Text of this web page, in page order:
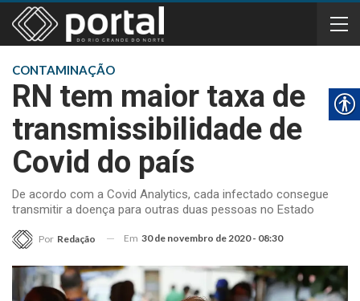
CONTAMINAÇÃO
RN tem maior taxa de
transmissibilidade de
Covid do país
De acordo com a Covid Analytics, cada infectado consegue
transmitir a doença para outras duas pessoas no Estado
Por Redação Em 30 de novembro de 2020 - 08:30